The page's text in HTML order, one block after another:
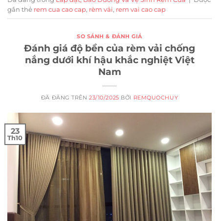
gắn thẻ rem cua cao cap, rèm vải, rem vai cao cap
SO SÁNH & ĐÁNH GIÁ
Đánh giá độ bền của rèm vải chống
nắng dưới khí hậu khắc nghiệt Việt
Nam
ĐÃ ĐĂNG TRÊN23/10/2025 BỞI REMQUOCHUY
23
Th10